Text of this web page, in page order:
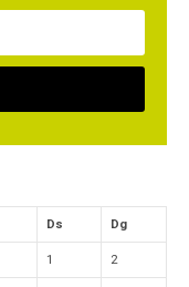
Ds Dg
1 2